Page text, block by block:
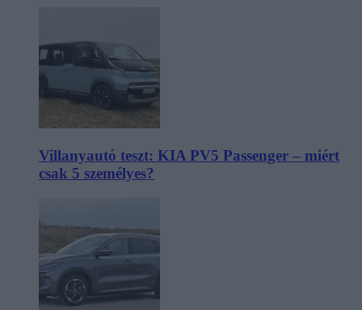
Villanyautó teszt: KIA PV5 Passenger – miért
csak 5 személyes?